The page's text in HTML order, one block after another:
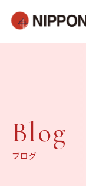
Blog
ブログ